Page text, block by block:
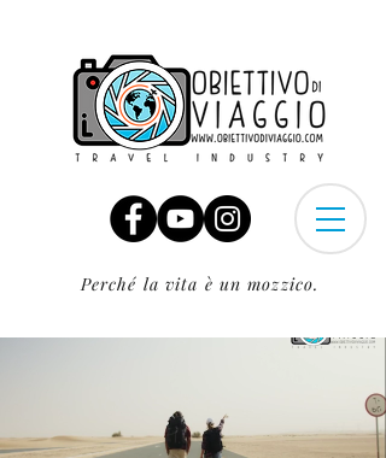
Perché la vita è un mozzico.